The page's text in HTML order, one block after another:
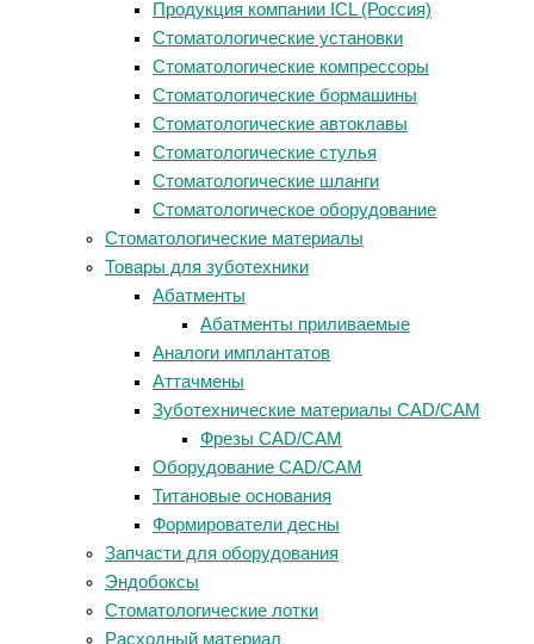
Продукция компании ICL (Россия)
Стоматологические установки
Стоматологические компрессоры
Стоматологические бормашины
Стоматологические автоклавы
Стоматологические стулья
Стоматологические шланги
Стоматологическое оборудование
Стоматологические материалы
Товары для зуботехники
Абатменты
Абатменты приливаемые
Аналоги имплантатов
Аттачмены
Зуботехнические материалы CAD/CAM
Фрезы CAD/CAM
Оборудование CAD/CAM
Титановые основания
Формирователи десны
Запчасти для оборудования
Эндобоксы
Стоматологические лотки
Расходный материал